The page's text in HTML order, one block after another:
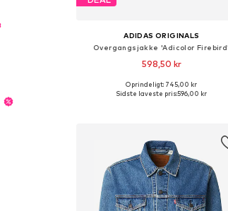
ADIDAS ORIGINALS
Overgangsjakke 'Adicolor Firebird'
598,50 kr
Oprindeligt: 745,00 kr
Sidste laveste pris:596,00 kr